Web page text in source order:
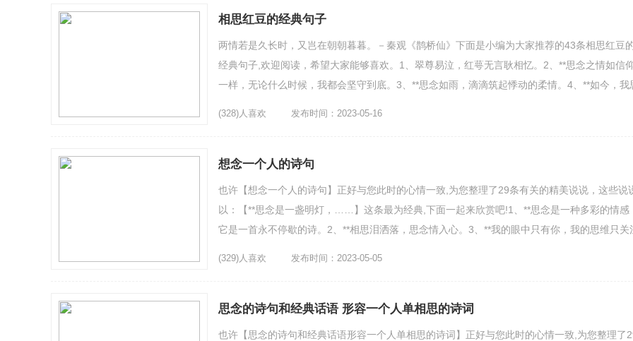
相思红豆的经典句子
两情若是久长时，又岂在朝朝暮暮。－秦观《鹊桥仙》下面是小编为大家推荐的43条相思红豆
经典句子,欢迎阅读，希望大家能够喜欢。1、翠尊易泣，红萼无言耿相忆。2、**思念之情如信
一样，无论什么时候，我都会坚守到底。3、**思念如雨，滴滴筑起悸动的柔情。4、**如今，我
(328)人喜欢 发布时间：2023-05-16
想念一个人的诗句
也许【想念一个人的诗句】正好与您此时的心情一致,为您整理了29条有关的精美说说，这些说
以：【**思念是一盏明灯，……】这条最为经典,下面一起来欣赏吧!1、**思念是一种多彩的情感
它是一首永不停歇的诗。2、**相思泪洒落，思念情入心。3、**我的眼中只有你，我的思维只关
(329)人喜欢 发布时间：2023-05-05
思念的诗句和经典话语 形容一个人单相思的诗词
也许【思念的诗句和经典话语形容一个人单相思的诗词】正好与您此时的心情一致,为您整理了